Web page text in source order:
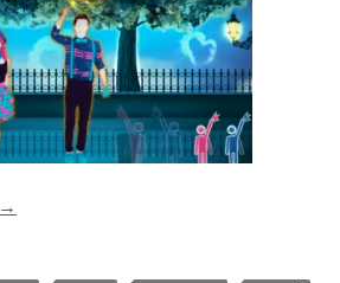
Just Dance 4: i DLC usciti sin ora
→